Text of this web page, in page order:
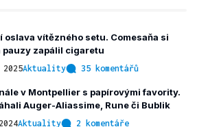
oslava vítězného setu. Comesaňa si
pauzy zapálil cigaretu
Aktuality 35 komentářů
v Montpellier s papírovými favority.
Auger-Aliassime, Rune či Bublik
Aktuality 2 komentáře